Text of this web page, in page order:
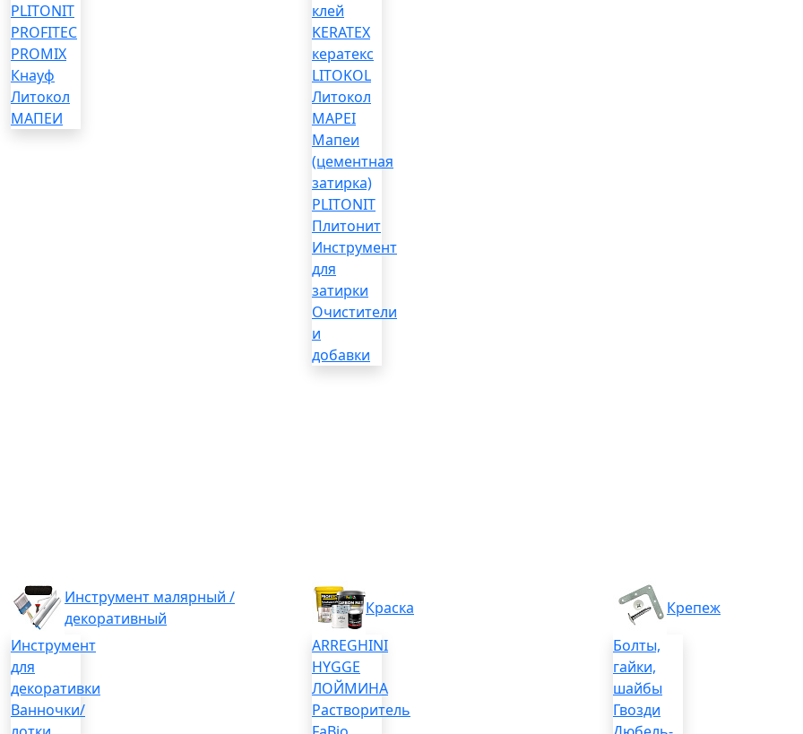
PLITONIT
PROFITEC
PROMIX
Кнауф
Литокол
МАПЕИ
клей
KERATEX
кератекс
LITOKOL
Литокол
MAPEI
Мапеи
(цементная
затирка)
PLITONIT
Плитонит
Инструмент
для
затирки
Очистители
и
добавки
Инструмент малярный /
декоративный
Инструмент
для
декоративки
Ванночки/
Краска
ARREGHINI
HYGGE
ЛОЙМИНА
Растворитель
Крепеж
Болты,
гайки,
шайбы
Гвозди